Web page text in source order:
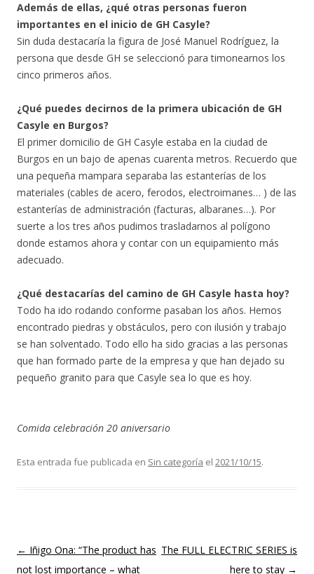
Además de ellas, ¿qué otras personas fueron
importantes en el inicio de GH Casyle?
Sin duda destacaría la figura de José Manuel Rodríguez, la
persona que desde GH se seleccionó para timonearnos los
cinco primeros años.
¿Qué puedes decirnos de la primera ubicación de GH
Casyle en Burgos?
El primer domicilio de GH Casyle estaba en la ciudad de
Burgos en un bajo de apenas cuarenta metros. Recuerdo que
una pequeña mampara separaba las estanterías de los
materiales (cables de acero, ferodos, electroimanes… ) de las
estanterías de administración (facturas, albaranes…). Por
suerte a los tres años pudimos trasladarnos al polígono
donde estamos ahora y contar con un equipamiento más
adecuado.
¿Qué destacarías del camino de GH Casyle hasta hoy?
Todo ha ido rodando conforme pasaban los años. Hemos
encontrado piedras y obstáculos, pero con ilusión y trabajo
se han solventado. Todo ello ha sido gracias a las personas
que han formado parte de la empresa y que han dejado su
pequeño granito para que Casyle sea lo que es hoy.
Comida celebración 20 aniversario
Esta entrada fue publicada en Sin categoría el 2021/10/15.
Navegación
de
← Iñigo Ona: “The product has
not lost importance – what
The FULL ELECTRIC SERIES is
here to stay →